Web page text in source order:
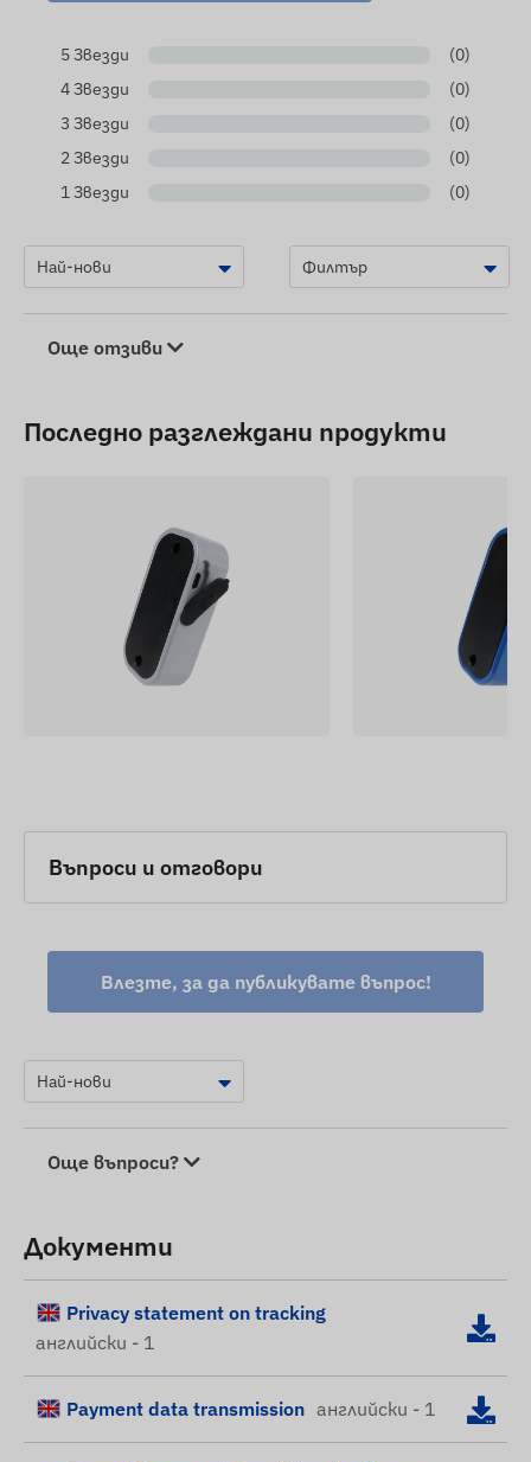
5 Звезди
(0)
4 Звезди
(0)
3 Звезди
(0)
2 Звезди
(0)
1 Звезди
(0)
Още отзиви
Последно разглеждани продукти
Въпроси и отговори
Влезте, за да публикувате въпрос!
Още въпроси?
Документи
Privacy statement on tracking
английски - 1
Payment data transmission английски - 1